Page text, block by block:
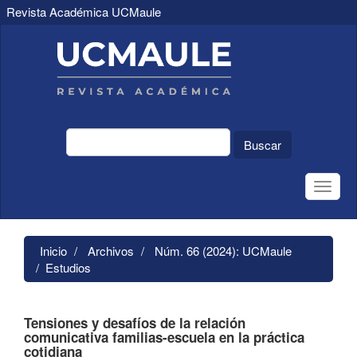
Revista Académica UCMaule
principal
Contenido
principal
Barra
Buscar
Toggle
Inicio Archivos
Núm. 66 (2024): UCMaule
Estudios
Tensiones y desafíos de la relación
comunicativa familias-escuela en la práctica
cotidiana